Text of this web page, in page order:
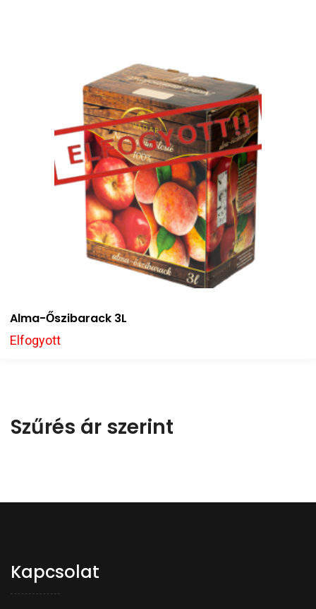
Alma-Őszibarack 3L
Elfogyott
Szűrés ár szerint
Kapcsolat